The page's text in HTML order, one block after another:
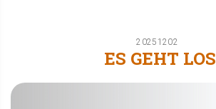
20251202
ES GEHT LOS